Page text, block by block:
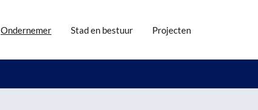
Ondernemer Stad en bestuur Projecten